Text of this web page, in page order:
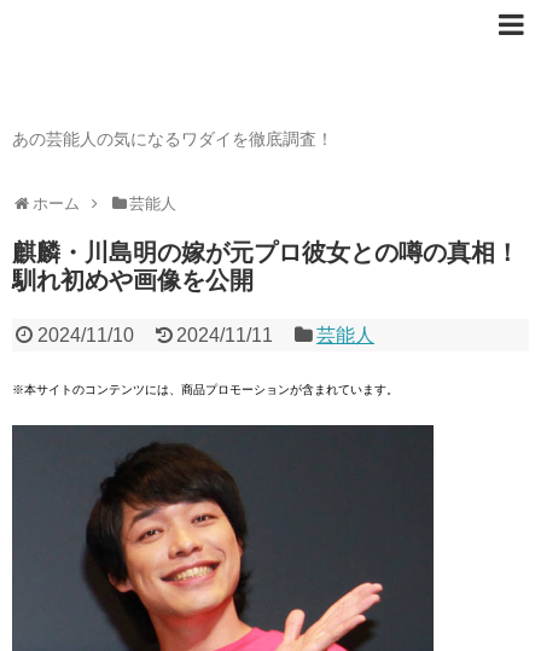
あの芸能人の気になるワダイを徹底調査！
ホーム 芸能人
麒麟・川島明の嫁が元プロ彼女との噂の真相！
馴れ初めや画像を公開
2024/11/10 2024/11/11 芸能人
※本サイトのコンテンツには、商品プロモーションが含まれています。